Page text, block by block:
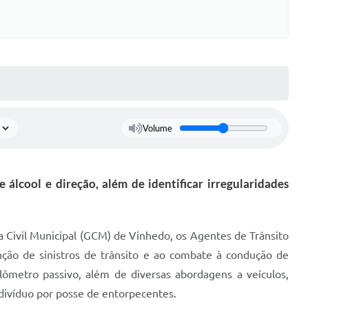
Volume
álcool e direção, além de identificar irregularidades
Municipal (GCM) de Vinhedo, os Agentes de Trânsito
de sinistros de trânsito e ao combate à condução de
passivo, além de diversas abordagens a veículos,
por posse de entorpecentes.